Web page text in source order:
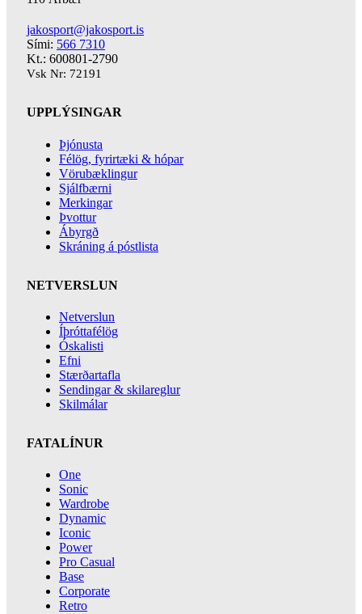
jakosport@jakosport.is
Sími: 566 7310
Kt.: 600801-2790
Vsk Nr: 72191
UPPLÝSINGAR
Þjónusta
Félög, fyrirtæki & hópar
Vörubæklingur
Sjálfbærni
Merkingar
Þvottur
Ábyrgð
Skráning á póstlista
NETVERSLUN
Netverslun
Íþróttafélög
Óskalisti
Efni
Stærðartafla
Sendingar & skilareglur
Skilmálar
FATALÍNUR
One
Sonic
Wardrobe
Dynamic
Iconic
Power
Pro Casual
Base
Corporate
Retro